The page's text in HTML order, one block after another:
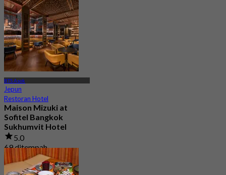
Dari฿ 881
BTS Asok
Jepun
Restoran Hotel
Maison Mizuki at
Sofitel Bangkok
Sukhumvit Hotel
5.0
69 ditempah
Dari ฿ 1,500